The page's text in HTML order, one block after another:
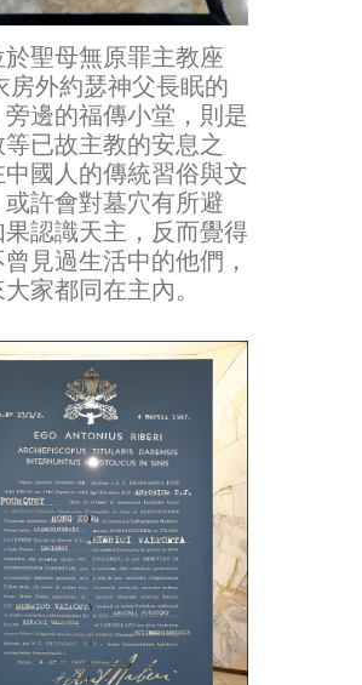
聖母無原罪主教座
房外約瑟神父長眠的
邊的福傳小堂，則是
已故主教的安息之
國人的傳統習俗與文
許會對墓穴有所避
認識天主，反而覺得
見過生活中的他們，
家都同在主內。